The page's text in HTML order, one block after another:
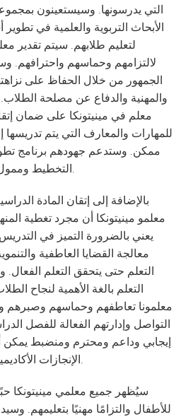
التي يدرسونها. وسيستعينون
الأبحاث التربوية والعلمية في
لتعليم طلابهم. سيتم تقدير
لالتزامهم وحماسهم واحترافهم.
الجمهور من خلال الحفاظ على
والمهنية والدفاع عن مصلحة
معلم في مينيتونكا على ضمان
للمهارات والمعارف التي يتم
ممكن. وستدعم جهودهم برنامج
التخطيط وممول بشكل كافٍ.
معلمو مينيتونكا أن مجرد تغطية
يعني بالضرورة التميز في
معالجة القضايا العاطفية
التعلم حتى يتحقق التعلم الفعال.
التعلم بالغة الأهمية لنجاح
معلمونا تعاطفهم وحماسهم وصبرهم
التواصل وإدارتهم الفعالة للفصل
إيجابي وداعم ومحترم ومنضبط يمكن
الإنجازات الأكاديمية والشخصية.
للأطفال والتزامًا مهنيًا بتعليمهم.